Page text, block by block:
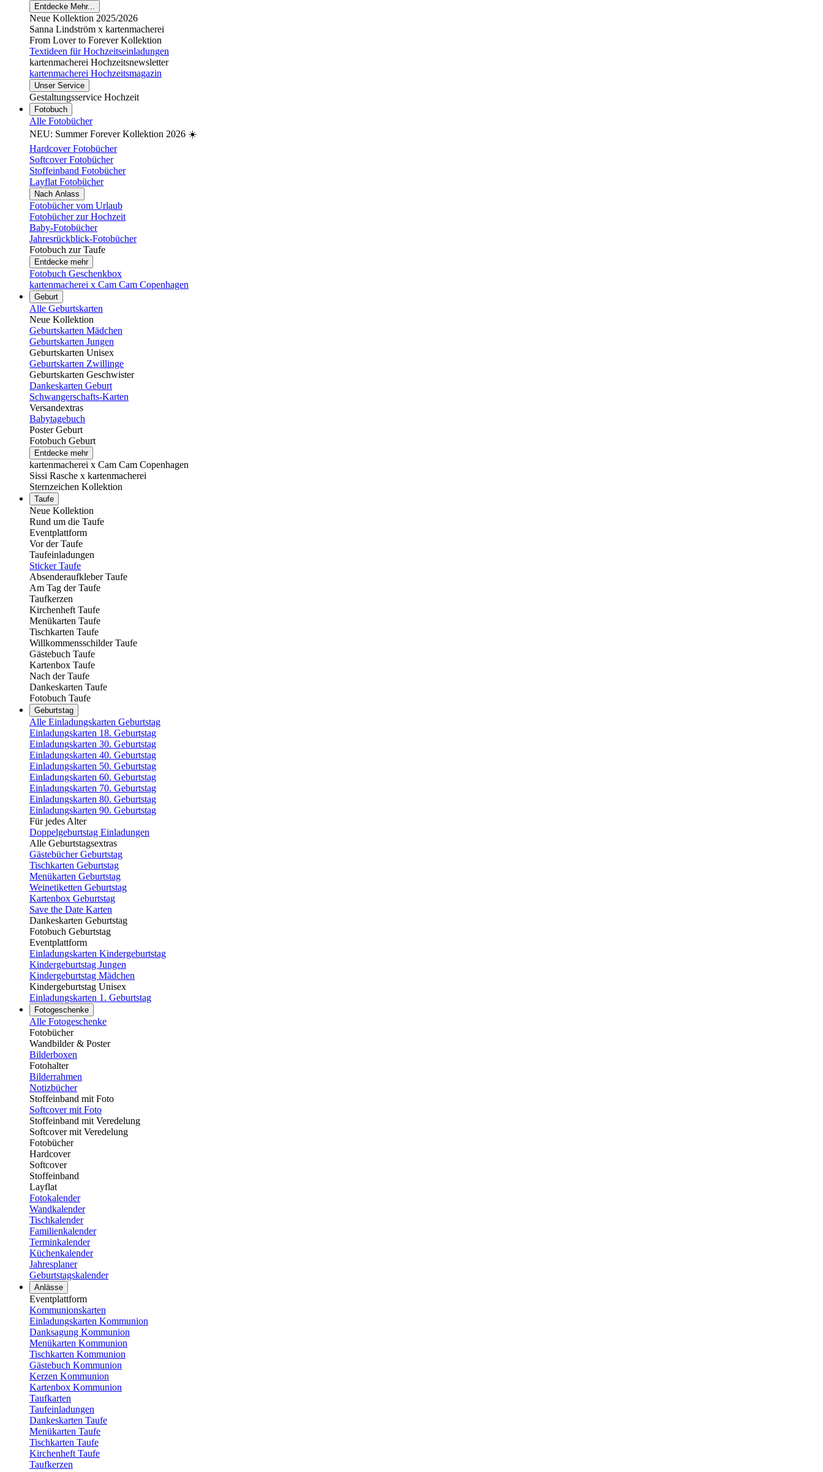
Entdecke Mehr...
Neue Kollektion 2025/2026
Sanna Lindström x kartenmacherei
From Lover to Forever Kollektion
Textideen für Hochzeitseinladungen
kartenmacherei Hochzeitsnewsletter
kartenmacherei Hochzeitsmagazin
Unser Service
Gestaltungsservice Hochzeit
Fotobuch
Alle Fotobücher
NEU: Summer Forever Kollektion 2026 ☀️
Hardcover Fotobücher
Softcover Fotobücher
Stoffeinband Fotobücher
Layflat Fotobücher
Nach Anlass
Fotobücher vom Urlaub
Fotobücher zur Hochzeit
Baby-Fotobücher
Jahresrückblick-Fotobücher
Fotobuch zur Taufe
Entdecke mehr
Fotobuch Geschenkbox
kartenmacherei x Cam Cam Copenhagen
Geburt
Alle Geburtskarten
Neue Kollektion
Geburtskarten Mädchen
Geburtskarten Jungen
Geburtskarten Unisex
Geburtskarten Zwillinge
Geburtskarten Geschwister
Dankeskarten Geburt
Schwangerschafts-Karten
Versandextras
Babytagebuch
Poster Geburt
Fotobuch Geburt
Entdecke mehr
kartenmacherei x Cam Cam Copenhagen
Sissi Rasche x kartenmacherei
Sternzeichen Kollektion
Taufe
Neue Kollektion
Rund um die Taufe
Eventplattform
Vor der Taufe
Taufeinladungen
Sticker Taufe
Absenderaufkleber Taufe
Am Tag der Taufe
Taufkerzen
Kirchenheft Taufe
Menükarten Taufe
Tischkarten Taufe
Willkommensschilder Taufe
Gästebuch Taufe
Kartenbox Taufe
Nach der Taufe
Dankeskarten Taufe
Fotobuch Taufe
Geburtstag
Alle Einladungskarten Geburtstag
Einladungskarten 18. Geburtstag
Einladungskarten 30. Geburtstag
Einladungskarten 40. Geburtstag
Einladungskarten 50. Geburtstag
Einladungskarten 60. Geburtstag
Einladungskarten 70. Geburtstag
Einladungskarten 80. Geburtstag
Einladungskarten 90. Geburtstag
Für jedes Alter
Doppelgeburtstag Einladungen
Alle Geburtstagsextras
Gästebücher Geburtstag
Tischkarten Geburtstag
Menükarten Geburtstag
Weinetiketten Geburtstag
Kartenbox Geburtstag
Save the Date Karten
Dankeskarten Geburtstag
Fotobuch Geburtstag
Eventplattform
Einladungskarten Kindergeburtstag
Kindergeburtstag Jungen
Kindergeburtstag Mädchen
Kindergeburtstag Unisex
Einladungskarten 1. Geburtstag
Fotogeschenke
Alle Fotogeschenke
Fotobücher
Wandbilder & Poster
Bilderboxen
Fotohalter
Bilderrahmen
Notizbücher
Stoffeinband mit Foto
Softcover mit Foto
Stoffeinband mit Veredelung
Softcover mit Veredelung
Fotobücher
Hardcover
Softcover
Stoffeinband
Layflat
Fotokalender
Wandkalender
Tischkalender
Familienkalender
Terminkalender
Küchenkalender
Jahresplaner
Geburtstagskalender
Anlässe
Eventplattform
Kommunionskarten
Einladungskarten Kommunion
Danksagung Kommunion
Menükarten Kommunion
Tischkarten Kommunion
Gästebuch Kommunion
Kerzen Kommunion
Kartenbox Kommunion
Taufkarten
Taufeinladungen
Dankeskarten Taufe
Menükarten Taufe
Tischkarten Taufe
Kirchenheft Taufe
Taufkerzen